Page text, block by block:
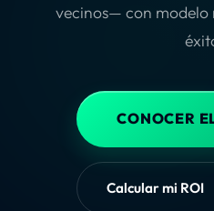
vecinos— con modelo
CONOCER
Calcular mi ROI